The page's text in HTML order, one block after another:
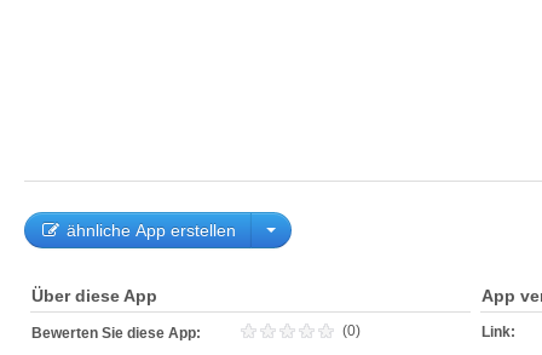
ähnliche App erstellen
Über diese App
Bewerten Sie diese App: (0)
App
Link: